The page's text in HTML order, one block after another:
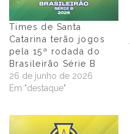
Times de Santa
Catarina terão jogos
pela 15ª rodada do
Brasileirão Série B
26 de junho de 2026
Em "destaque"